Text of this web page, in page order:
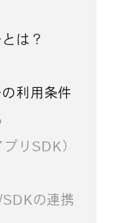
は？
利用条件
リSDK）
の連携